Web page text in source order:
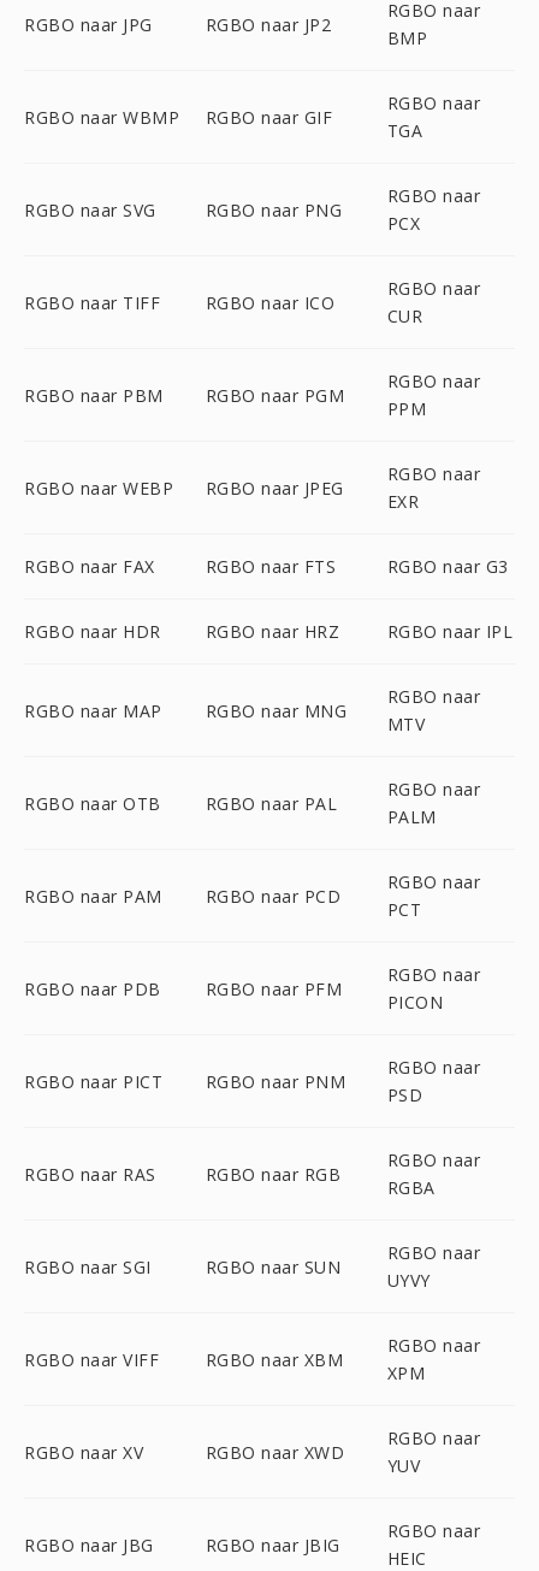
RGBO naar JPG RGBO naar JP2
RGBO naar
BMP
RGBO naar WBMP RGBO naar GIF
RGBO naar
TGA
RGBO naar SVG RGBO naar PNG
RGBO naar
PCX
RGBO naar TIFF RGBO naar ICO
RGBO naar
CUR
RGBO naar PBM RGBO naar PGM
RGBO naar
PPM
RGBO naar WEBP RGBO naar JPEG
RGBO naar
EXR
RGBO naar FAX RGBO naar FTS RGBO naar G3
RGBO naar HDR RGBO naar HRZ RGBO naar IPL
RGBO naar MAP RGBO naar MNG
RGBO naar
MTV
RGBO naar OTB RGBO naar PAL
RGBO naar
PALM
RGBO naar PAM RGBO naar PCD
RGBO naar
PCT
RGBO naar PDB RGBO naar PFM
RGBO naar
PICON
RGBO naar PICT RGBO naar PNM
RGBO naar
PSD
RGBO naar RAS RGBO naar RGB
RGBO naar
RGBA
RGBO naar SGI RGBO naar SUN
RGBO naar
UYVY
RGBO naar VIFF RGBO naar XBM
RGBO naar
XPM
RGBO naar XV RGBO naar XWD
RGBO naar
YUV
RGBO naar JBG RGBO naar JBIG
RGBO naar
HEIC